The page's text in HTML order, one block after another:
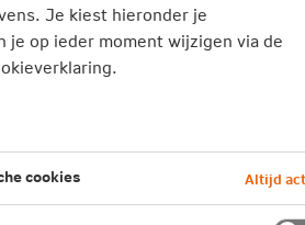
Je kiest hieronder je
je op ieder moment wijzigen via de
cookies Altijd